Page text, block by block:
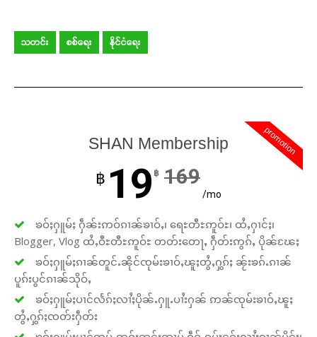
သတင်း စစ်ရေး နိုင်ငံရေး
promotion
SHAN Membership
฿ 19 ฿ 169
/mo
ၶဝ်ႈႁူမ်ႈ ႁဵၼ်းဢဝ်ၵၢၼ်ၶၢဝ်ႇ၊ ရေႊတီႊဢူဝ်ႊ၊ ထႆႇႁၢင်ႈ၊
Blogger, Vlog ထႆႇဝီႊတီႊဢူဝ်ႊ တတ်းတေႃႇ ႁဵတ်းဢွၵ်ႇ ပိုၼ်ၽႄႈ
ၶဝ်ႈႁူမ်ႈၵၢၼ်တူင်ႉၼိုင်ၸုမ်းၶၢဝ်ႇၽူႈတွႆႇႁွၵ်ႈ ၼႂ်းၶၵ်ႉၵၢၼ်
ပူၵ်းပွင်ၵၢၼ်သိုဝ်ႇ
ၶဝ်ႈႁူမ်ႈပၢင်လႅၵ်ႈလၢႆႈပိုၼ်ႉႁူႉပၢႆးႁၼ် ဢၼ်ၸုမ်းၶၢဝ်ႇၽူႈ
တွႆႇႁွၵ်ႈၸတ်းႁဵတ်း